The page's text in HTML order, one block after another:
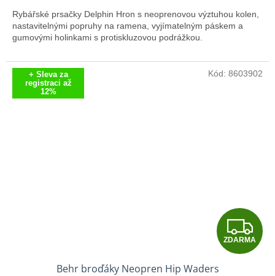
z
5
hvězdiček.
Rybářské prsačky Delphin Hron s neoprenovou výztuhou kolen,
nastavitelnými popruhy na ramena, vyjímatelným páskem a
gumovými holinkami s protiskluzovou podrážkou.
+ Sleva za
registraci až
12%
Z
D
ZDARMA
Behr broďáky Neopren Hip Waders
Kód: 8603902